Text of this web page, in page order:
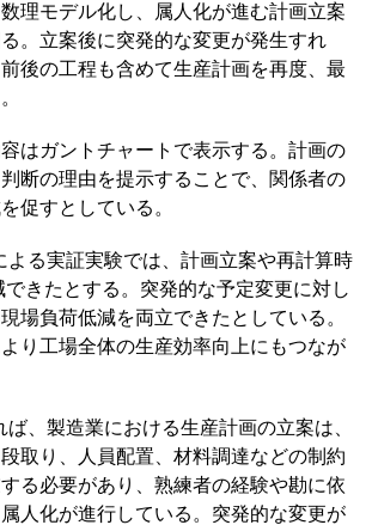
理モデル化し、属人化が進む計画立案
。立案後に突発的な変更が発生すれ
後の工程も含めて生産計画を再度、最
はガントチャートで表示する。計画の
断の理由を提示することで、関係者の
促すとしている。
る実証実験では、計画立案や再計算時
きたとする。突発的な予定変更に対し
場負荷低減を両立できたとしている。
り工場全体の生産効率向上にもつなが
、製造業における生産計画の立案は、
取り、人員配置、材料調達などの制約
る必要があり、熟練者の経験や勘に依
人化が進行している。突発的な変更が